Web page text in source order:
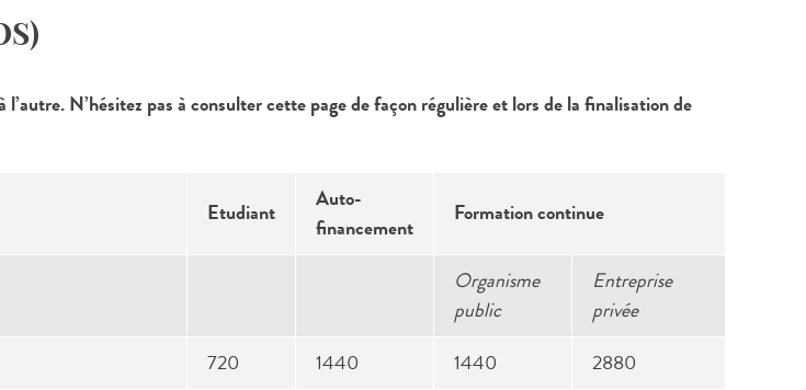
N’hésitez pas à consulter cette page de façon régulière et lors de la finalisation de
Etudiant
Auto-
financement
Formation continue
Organisme
public
Entreprise
privée
720 1440 1440
2880